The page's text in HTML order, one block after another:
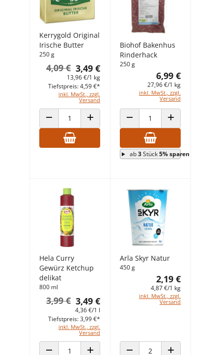
Kerrygold Original
Irische Butter
250 g
3,49 €
4,09 €
13,96 €/1 kg
inkl. MwSt., zzgl.
Versand
Tiefstpreis: 4,59 €*
ANZAHL VERRINGERNANZAHL ERHÖHEN
Biohof Bakenhus
Rinderhack
250 g
6,99 €
27,96 €/1 kg
inkl. MwSt., zzgl.
Versand
ANZAHL VERRINGERNANZAHL ERHÖHEN
ab3Stück5% sparen
Hela Curry
Gewürz Ketchup
delikat
800 ml
3,49 €
3,99 €
4,36 €/1 l
inkl. MwSt., zzgl.
Versand
Tiefstpreis: 3,99 €*
Arla Skyr Natur
450 g
2,19 €
4,87 €/1 kg
inkl. MwSt., zzgl.
Versand